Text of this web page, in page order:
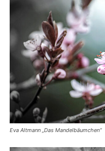
Eva Altmann „Das Mandelbäumchen“